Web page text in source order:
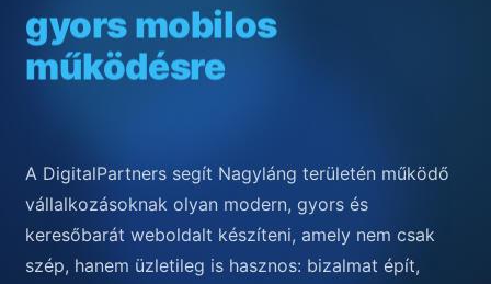
gyors mobilos
működésre
A DigitalPartners segít Nagyláng területén működő
vállalkozásoknak olyan modern, gyors és
keresőbarát weboldalt készíteni, amely nem csak
szép, hanem üzletileg is hasznos: bizalmat épít,